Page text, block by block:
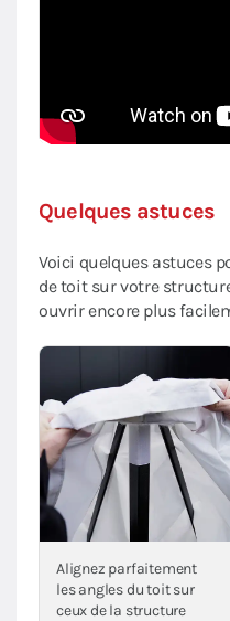
Quelques astuces
Voici quelques astuces
de toit sur votre
ouvrir encore plus
Alignez parfaitement
les angles du toit sur
ceux de la structure